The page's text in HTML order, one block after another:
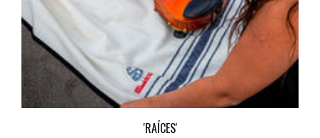
'RAÍCES'